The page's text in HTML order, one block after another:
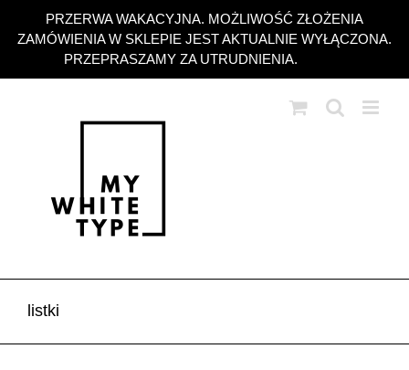
PRZERWA WAKACYJNA. MOŻLIWOŚĆ ZŁOŻENIA
ZAMÓWIENIA W SKLEPIE JEST AKTUALNIE WYŁĄCZONA.
PRZEPRASZAMY ZA UTRUDNIENIA.
zawartości
listki